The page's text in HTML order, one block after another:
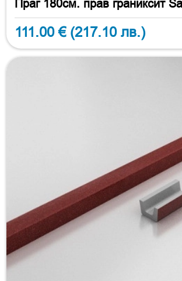
Праг 180см. прав граниксит
111.00 € (217.10 лв.)